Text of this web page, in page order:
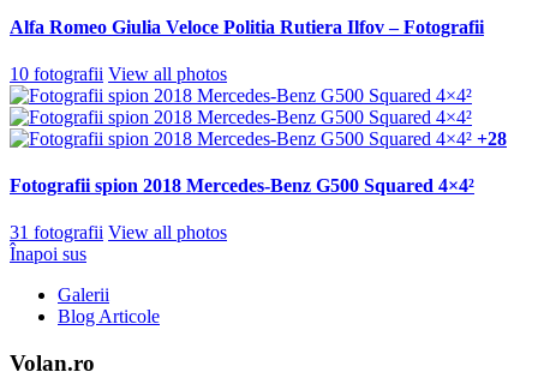
Alfa Romeo Giulia Veloce Politia Rutiera Ilfov – Fotografii
10 fotografii View all photos
+28
Fotografii spion 2018 Mercedes-Benz G500 Squared 4×4²
31 fotografii View all photos
Înapoi sus
Galerii
Blog Articole
Volan.ro